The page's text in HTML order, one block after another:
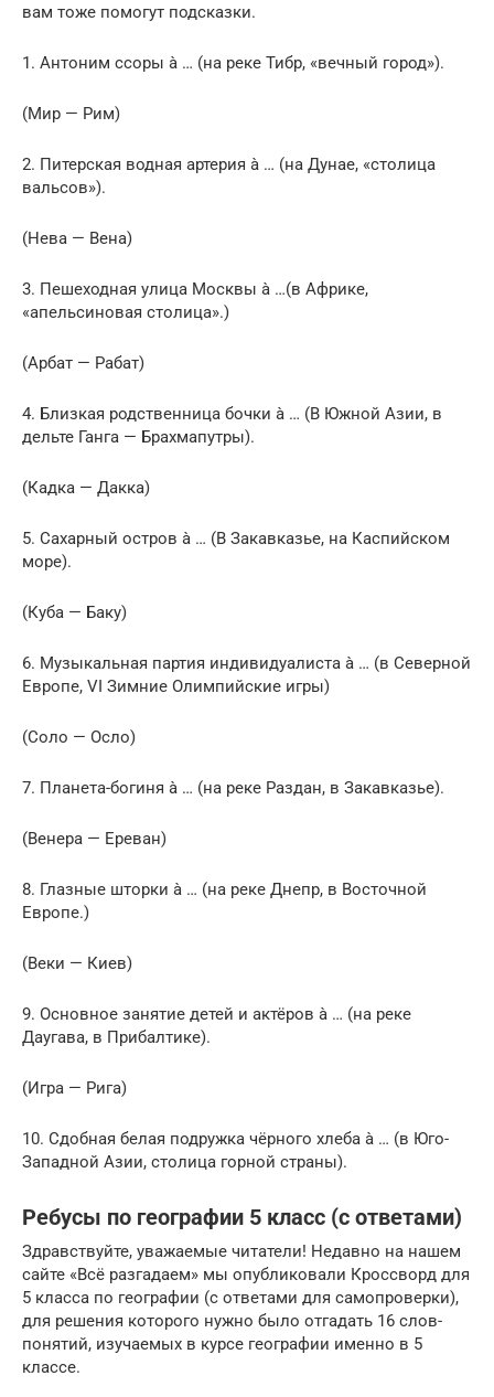
вам тоже помогут подсказки.
1. Антоним ссоры à … (на реке Тибр, «вечный город»).
(Мир — Рим)
2. Питерская водная артерия à … (на Дунае, «столица
вальсов»).
(Нева — Вена)
3. Пешеходная улица Москвы à …(в Африке,
«апельсиновая столица».)
(Арбат — Рабат)
4. Близкая родственница бочки à … (В Южной Азии, в
дельте Ганга — Брахмапутры).
(Кадка — Дакка)
5. Сахарный остров à … (В Закавказье, на Каспийском
море).
(Куба — Баку)
6. Музыкальная партия индивидуалиста à … (в Северной
Европе, VI Зимние Олимпийские игры)
(Соло — Осло)
7. Планета-богиня à … (на реке Раздан, в Закавказье).
(Венера — Ереван)
8. Глазные шторки à … (на реке Днепр, в Восточной
Европе.)
(Веки — Киев)
9. Основное занятие детей и актёров à … (на реке
Даугава, в Прибалтике).
(Игра — Рига)
10. Сдобная белая подружка чёрного хлеба à … (в Юго-
Западной Азии, столица горной страны).
Ребусы по географии 5 класс (с ответами)
Здравствуйте, уважаемые читатели! Недавно на нашем
сайте «Всё разгадаем» мы опубликовали Кроссворд для
5 класса по географии (с ответами для самопроверки),
для решения которого нужно было отгадать 16 слов-
понятий, изучаемых в курсе географии именно в 5
классе.